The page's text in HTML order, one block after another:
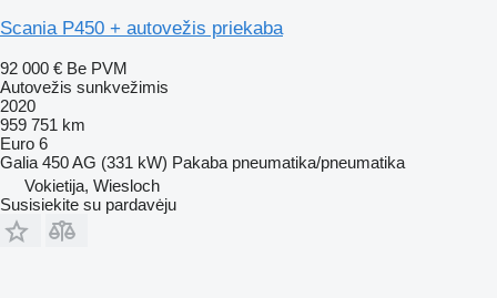
Scania P450 + autovežis priekaba
92 000 € Be PVM
Autovežis sunkvežimis
2020
959 751 km
Euro 6
Galia 450 AG (331 kW) Pakaba pneumatika/pneumatika
Vokietija, Wiesloch
Susisiekite su pardavėju